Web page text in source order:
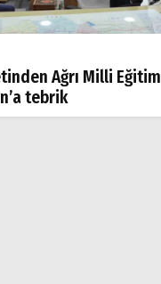
Ağrı Milli Eğitim
tebrik